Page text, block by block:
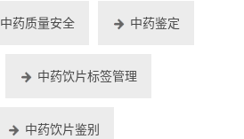
中药质量安全 中药鉴定
中药饮片标签管理
中药饮片鉴别